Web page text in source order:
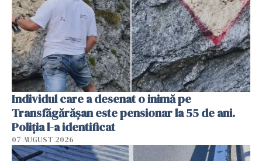
Individul care a desenat o inimă pe
Transfăgărășan este pensionar la 55 de ani.
Poliția l-a identificat
07 AUGUST 2026